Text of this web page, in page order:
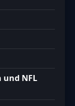
NFL